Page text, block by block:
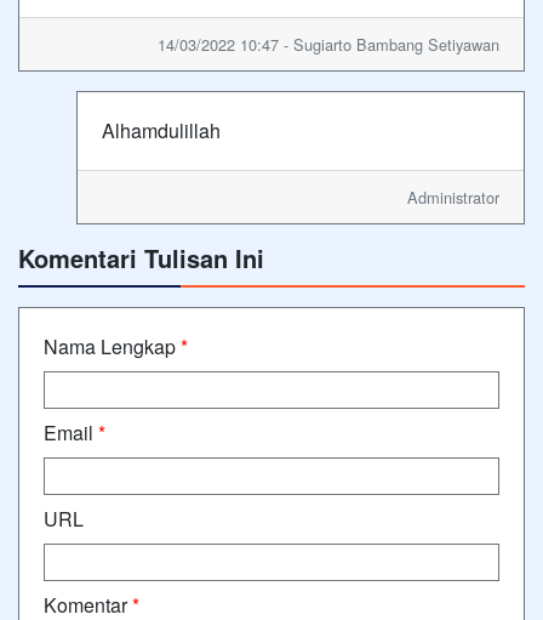
14/03/2022 10:47 - Sugiarto Bambang Setiyawan
Alhamdulillah
Administrator
Komentari Tulisan Ini
Nama Lengkap*
Email *
URL
Komentar*